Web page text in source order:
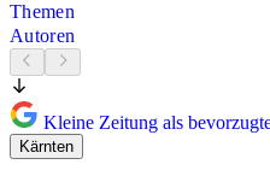
Themen
Autoren
Kleine Zeitung als
Kärnten